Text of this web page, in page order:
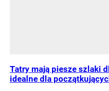
Tatry mają piesze szlaki
idealne dla